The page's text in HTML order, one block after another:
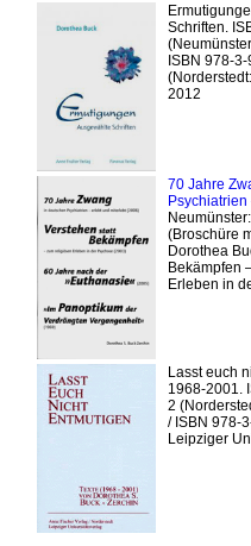
Schriften.
ISBN 978-
2012
70 Jahre
(Broschüre
Dorothea
Bekämpfen
Erleben in
Lasst euch
1968-2001.
2
/ ISBN 978-
Leipziger